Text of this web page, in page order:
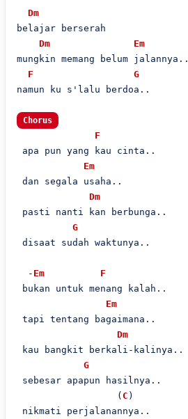
Dm
belajar berserah
Dm
Em
mungkin memang belum jalannya..
F
G
namun ku s'lalu berdoa..
Chorus
F
apa pun yang kau cinta..
Em
dan segala usaha..
Dm
pasti nanti kan berbunga..
G
disaat sudah waktunya..
  -
Em
F
bukan untuk menang kalah..
Em
tapi tentang bagaimana..
Dm
kau bangkit berkali-kalinya..
G
sebesar apapun hasilnya..
                  (
C )
nikmati perjalanannya..